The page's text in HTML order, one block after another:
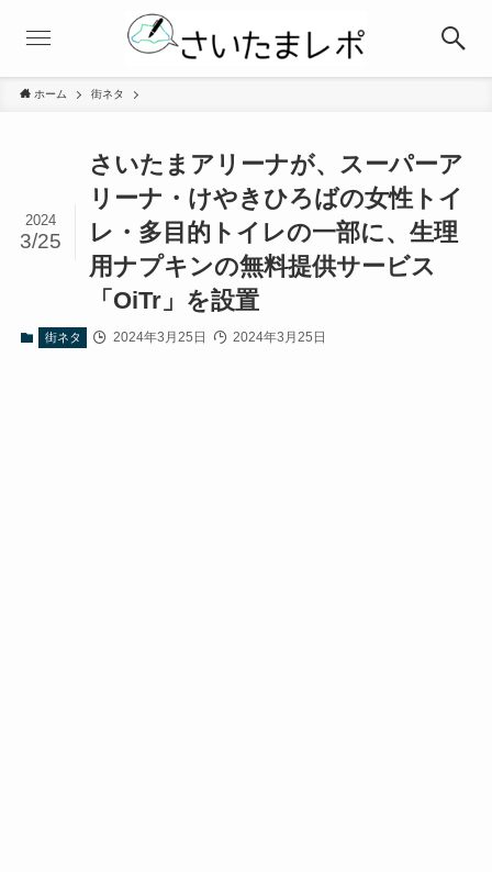
ホーム 街ネタ
さいたまアリーナが、スーパーア
リーナ・けやきひろばの女性トイ
レ・多目的トイレの一部に、生理
用ナプキンの無料提供サービス
「OiTr」を設置
2024
3/25
街ネタ 2024年3月25日 2024年3月25日